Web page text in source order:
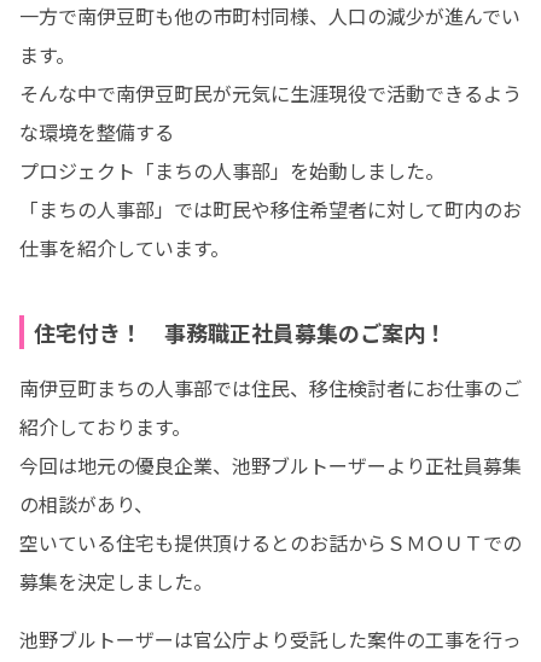
一方で南伊豆町も他の市町村同様、人口の減少が進んでい
ます。
そんな中で南伊豆町民が元気に生涯現役で活動できるよう
な環境を整備する
プロジェクト「まちの人事部」を始動しました。
「まちの人事部」では町民や移住希望者に対して町内のお
仕事を紹介しています。
住宅付き！ 事務職正社員募集のご案内！
南伊豆町まちの人事部では住民、移住検討者にお仕事のご
紹介しております。
今回は地元の優良企業、池野ブルトーザーより正社員募集
の相談があり、
空いている住宅も提供頂けるとのお話からＳＭＯＵＴでの
募集を決定しました。
池野ブルトーザーは官公庁より受託した案件の工事を行っ